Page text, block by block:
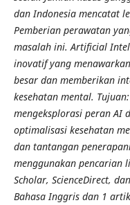
dan Indonesia mencatat
Pemberian perawatan
masalah ini. Artificial
inovatif yang
besar dan memberikan
kesehatan mental.
mengeksplorasi peran AI
optimalisasi kesehatan
dan tantangan
menggunakan pencarian
Scholar, ScienceDirect,
Bahasa Inggris dan 1